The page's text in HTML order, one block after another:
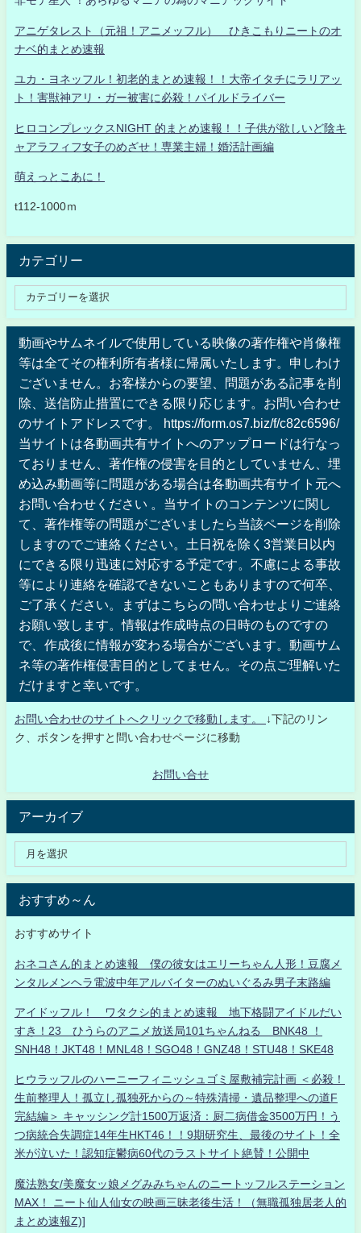
アニゲタレスト（元祖！アニメッフル） ひきこもりニートのオ
ナベ的まとめ速報
ユカ・ヨネッフル！初老的まとめ速報！！大帝イタチにラリアッ
ト！害獣神アリ・ガー被害に必殺！パイルドライバー
ヒロコンプレックスNIGHT 的まとめ速報！！子供が欲しいど陰キ
ャアラフィフ女子のめざせ！専業主婦！婚活計画編
萌えっとこあに！
t112-1000ｍ
カテゴリー
動画やサムネイルで使用している映像の著作権や肖像権
等は全てその権利所有者様に帰属いたします。申しわけ
ございません。お客様からの要望、問題がある記事を削
除、送信防止措置にできる限り応じます。お問い合わせ
のサイトアドレスです。 https://form.os7.biz/f/c82c6596/
当サイトは各動画共有サイトへのアップロードは行なっ
ておりません、著作権の侵害を目的としていません、埋
め込み動画等に問題がある場合は各動画共有サイト元へ
お問い合わせください 。当サイトのコンテンツに関し
て、著作権等の問題がございましたら当該ページを削除
しますのでご連絡ください。土日祝を除く3営業日以内
にできる限り迅速に対応する予定です。不慮による事故
等により連絡を確認できないこともありますので何卒、
ご了承ください。まずはこちらの問い合わせよりご連絡
お願い致します。情報は作成時点の日時のものですの
で、作成後に情報が変わる場合がございます。動画サム
ネ等の著作権侵害目的としてません。その点ご理解いた
だけますと幸いです。
お問い合わせのサイトへクリックで移動します。
↓下記のリン
ク、ボタンを押すと問い合わせページに移動
お問い合せ
アーカイブ
おすすめ～ん
おすすめサイト
おネコさん的まとめ速報 僕の彼女はエリーちゃん人形！豆腐メ
ンタルメンヘラ電波中年アルバイターのぬいぐるみ男子末路編
アイドッフル！ ワタクシ的まとめ速報 地下格闘アイドルだい
すき！23 ひうらのアニメ放送局101ちゃんねる BNK48 ！
SNH48！JKT48！MNL48！SGO48！GNZ48！STU48！SKE48
ヒウラッフルのハーニーフィニッシュゴミ屋敷補完計画 ＜必殺！
生前整理人！孤立し孤独死からの～特殊清掃・遺品整理への道F
完結編＞ キャッシング計1500万返済：厨二病借金3500万円！う
つ病統合失調症14年生HKT46！！9期研究生、最後のサイト！全
米が泣いた！認知症鬱病60代のラストサイト絶賛！公開中
魔法熟女/美魔女ッ娘メグみみちゃんのニートッフルステーション
MAX！ ニート仙人仙女の映画三昧老後生活！（無職孤独居老人的
まとめ速報Z)]